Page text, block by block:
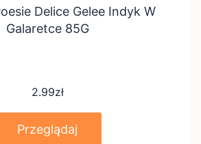
Delice Gelee Indyk W
Galaretce 85G
2.99zł
Przeglądaj